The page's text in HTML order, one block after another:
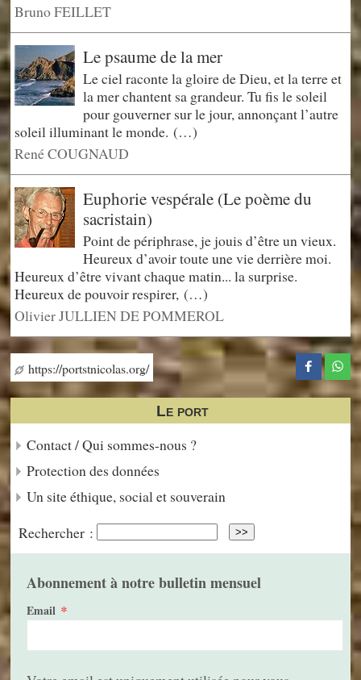
Bruno FEILLET
Le psaume de la mer
Le ciel raconte la gloire de Dieu, et la terre et
la mer chantent sa grandeur. Tu fis le soleil
pour gouverner sur le jour, annonçant l’autre
soleil illuminant le monde. (…)
René COUGNAUD
Euphorie vespérale (Le poème du
sacristain)
Point de périphrase, je jouis d’être un vieux.
Heureux d’avoir toute une vie derrière moi.
Heureux d’être vivant chaque matin... la surprise.
Heureux de pouvoir respirer, (…)
Olivier JULLIEN DE POMMEROL
https://portstnicolas.org/
Le port
Contact / Qui sommes-nous ?
Protection des données
Un site éthique, social et souverain
Rechercher :
Abonnement à notre bulletin mensuel
Email *